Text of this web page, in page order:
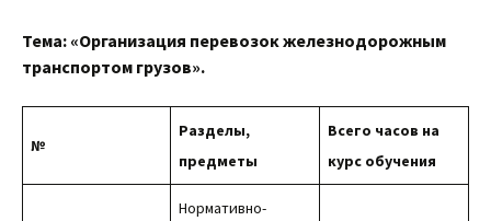
Тема: «Организация перевозок железнодорожным
транспортом грузов».
№
Разделы,
предметы
Всего часов на
курс обучения
Нормативно-